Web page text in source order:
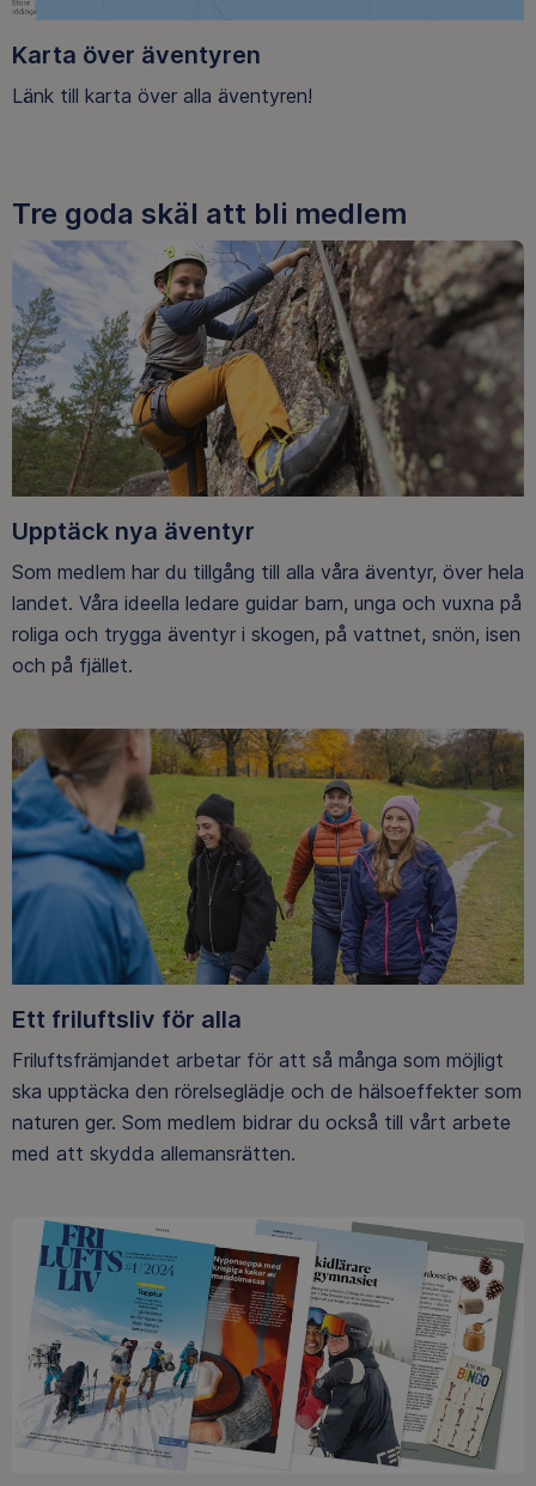
Karta över äventyren
Länk till karta över alla äventyren!
Tre goda skäl att bli medlem
Upptäck nya äventyr
Som medlem har du tillgång till alla våra äventyr, över hela
landet. Våra ideella ledare guidar barn, unga och vuxna på
roliga och trygga äventyr i skogen, på vattnet, snön, isen
och på fjället.
Ett friluftsliv för alla
Friluftsfrämjandet arbetar för att så många som möjligt
ska upptäcka den rörelseglädje och de hälsoeffekter som
naturen ger. Som medlem bidrar du också till vårt arbete
med att skydda allemansrätten.